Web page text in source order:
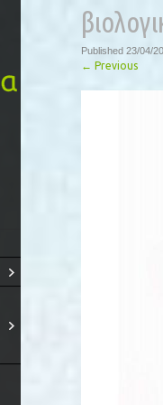
Published 23/04/
← Previous